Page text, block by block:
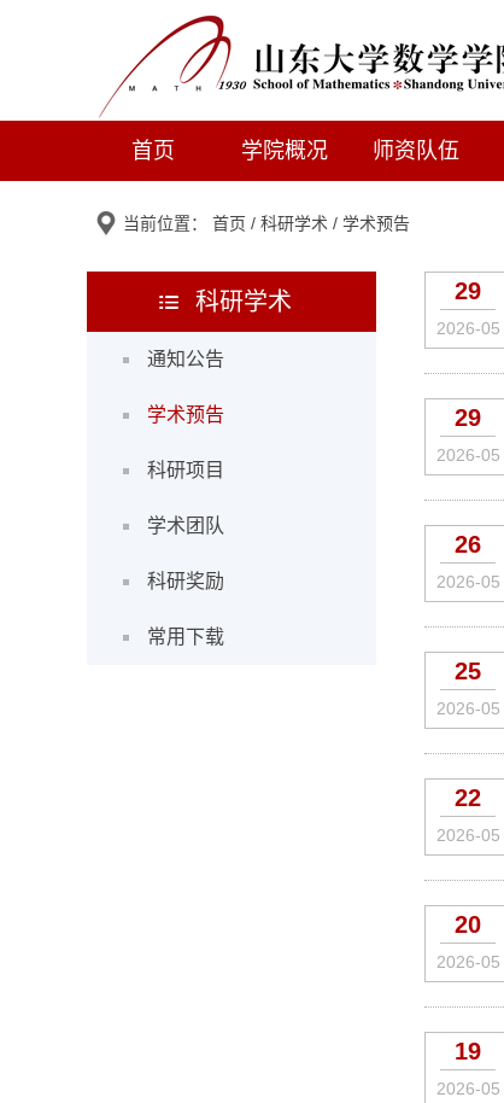
首页 学院概况 师资队伍
当前位置： 首页 / 科研学术 / 学术预告
科研学术
通知公告
学术预告
科研项目
学术团队
科研奖励
常用下载
29
2026-05
29
2026-05
26
2026-05
25
2026-05
22
2026-05
20
2026-05
19
2026-05